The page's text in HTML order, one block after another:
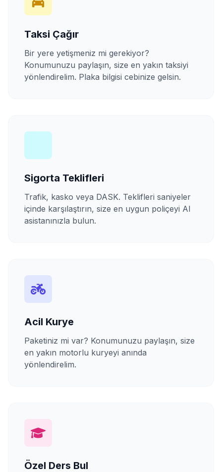
Taksi Çağır
Bir yere yetişmeniz mi gerekiyor?
Konumunuzu paylaşın, size en yakın taksiyi
yönlendirelim. Plaka bilgisi cebinize gelsin.
Sigorta Teklifleri
Trafik, kasko veya DASK. Teklifleri saniyeler
içinde karşılaştırın, size en uygun poliçeyi AI
asistanınızla bulun.
Acil Kurye
Paketiniz mi var? Konumunuzu paylaşın, size
en yakın motorlu kuryeyi anında
yönlendirelim.
Özel Ders Bul